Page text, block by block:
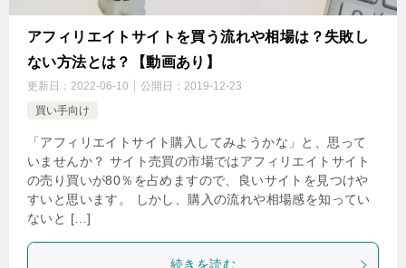
アフィリエイトサイトを買う流れや相場は？失敗し
ない方法とは？【動画あり】
更新日： 2022-06-10 公開日： 2019-12-23
買い手向け
「アフィリエイトサイト購入してみようかな」と、思って
いませんか？ サイト売買の市場ではアフィリエイトサイト
の売り買いが80％を占めますので、良いサイトを見つけや
すいと思います。 しかし、購入の流れや相場感を知ってい
ないと […]
続きを読む